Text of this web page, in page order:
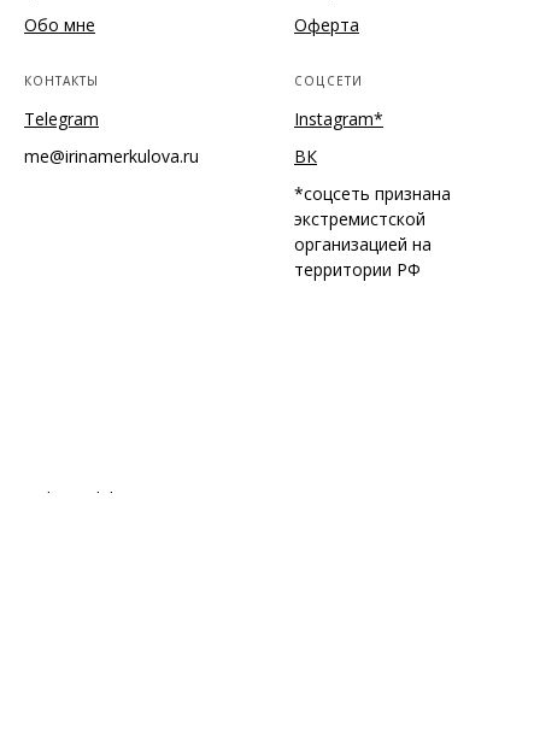
Обо мне
Оферта
КОНТАКТЫ
Telegram
me@irinamerkulova.ru
СОЦСЕТИ
Instagram*
ВК
*соцсеть признана
экстремистской
организацией на
территории РФ
Online exhibition